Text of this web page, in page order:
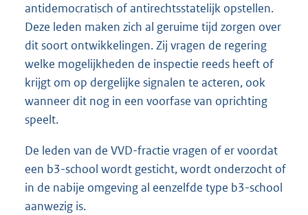
antidemocratisch of antirechtsstatelijk opstellen.
Deze leden maken zich al geruime tijd zorgen over
dit soort ontwikkelingen. Zij vragen de regering
welke mogelijkheden de inspectie reeds heeft of
krijgt om op dergelijke signalen te acteren, ook
wanneer dit nog in een voorfase van oprichting
speelt.
De leden van de VVD-fractie vragen of er voordat
een b3-school wordt gesticht, wordt onderzocht of
in de nabije omgeving al eenzelfde type b3-school
aanwezig is.